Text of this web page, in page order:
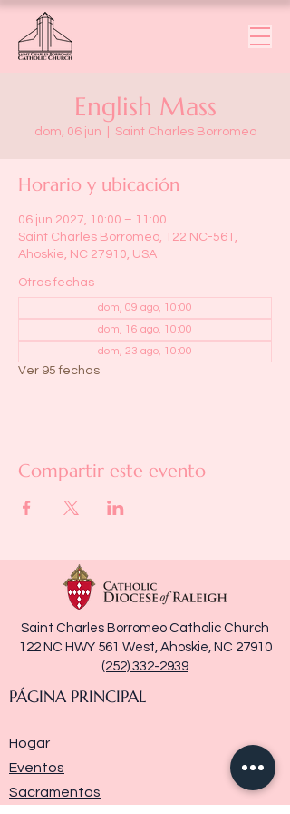
English Mass
dom, 06 jun Saint Charles Borromeo
Horario y ubicación
06 jun 2027, 10:00 – 11:00
Saint Charles Borromeo, 122 NC-561,
Ahoskie, NC 27910, USA
Otras fechas
dom, 09 ago, 10:00
dom, 16 ago, 10:00
dom, 23 ago, 10:00
Ver 95 fechas
Compartir este evento
Saint Charles Borromeo Catholic Church
122 NC HWY 561 West, Ahoskie, NC 27910
(252) 332-2939
PÁGINA PRINCIPAL
Hogar
Eventos
Sacramentos